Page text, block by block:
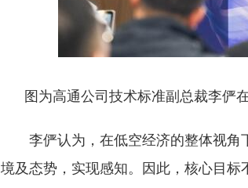
图为高通公司技术标准副总裁李俨
李俨认为，在低空经济的整体视
境及态势，实现感知。因此，核心目标